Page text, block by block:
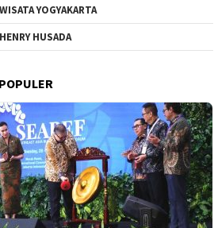
WISATA YOGYAKARTA
HENRY HUSADA